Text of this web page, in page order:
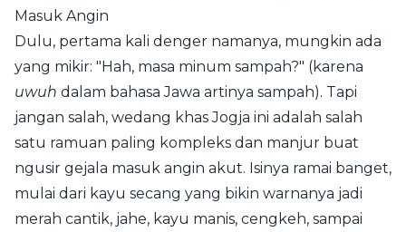
Masuk Angin
Dulu, pertama kali denger namanya, mungkin ada
yang mikir: "Hah, masa minum sampah?" (karena
uwuh dalam bahasa Jawa artinya sampah). Tapi
jangan salah, wedang khas Jogja ini adalah salah
satu ramuan paling kompleks dan manjur buat
ngusir gejala masuk angin akut. Isinya ramai banget,
mulai dari kayu secang yang bikin warnanya jadi
merah cantik, jahe, kayu manis, cengkeh, sampai